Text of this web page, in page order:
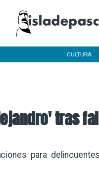
CULTURA
tras
para